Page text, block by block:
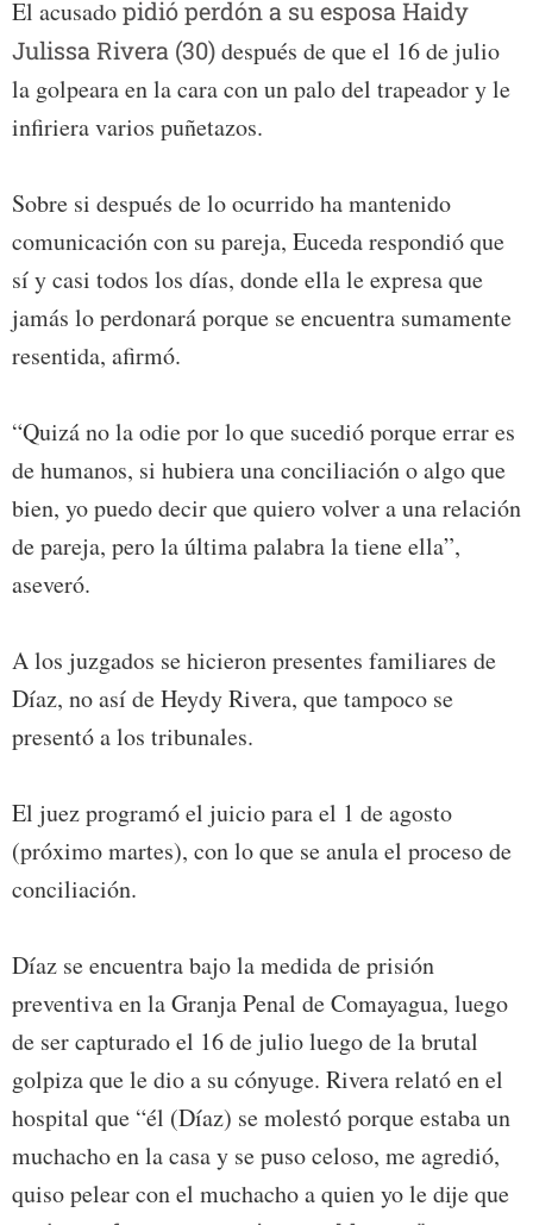
El acusadopidió perdón a su esposa Haidy
Julissa Rivera (30)después de que el 16 de julio
la golpeara en la cara con un palo del trapeador y le
infiriera varios puñetazos.
Sobre si después de lo ocurrido ha mantenido
comunicación con su pareja, Euceda respondió que
sí y casi todos los días, donde ella le expresa que
jamás lo perdonará porque se encuentra sumamente
resentida, afirmó.
“Quizá no la odie por lo que sucedió porque errar es
de humanos, si hubiera una conciliación o algo que
bien, yo puedo decir que quiero volver a una relación
de pareja, pero la última palabra la tiene ella”,
aseveró.
A los juzgados se hicieron presentes familiares de
Díaz, no así de Heydy Rivera, que tampoco se
presentó a los tribunales.
El juez programó el juicio para el 1 de agosto
(próximo martes), con lo que se anula el proceso de
conciliación.
Díaz se encuentra bajo la medida de prisión
preventiva en la Granja Penal de Comayagua, luego
de ser capturado el 16 de julio luego de la brutal
golpiza que le dio a su cónyuge. Rivera relató en el
hospital que “él (Díaz) se molestó porque estaba un
muchacho en la casa y se puso celoso, me agredió,
quiso pelear con el muchacho a quien yo le dije que